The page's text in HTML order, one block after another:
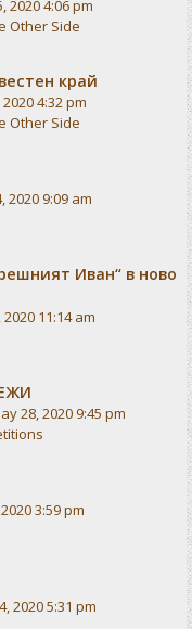
2020 4:06 pm
Other Side
край
4:32 pm
Other Side
2020 9:09 am
Иван“ в ново
11:14 am
28, 2020 9:45 pm
3:59 pm
2020 5:31 pm